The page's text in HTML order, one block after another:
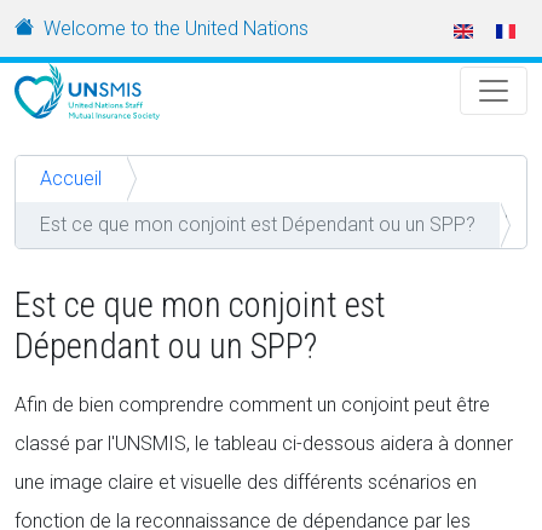
Aller au contenu principal
URLWelcome to the United Nations
Accueil
Est ce que mon conjoint est Dépendant ou un SPP?
Est ce que mon conjoint est
Dépendant ou un SPP?
Afin de bien comprendre comment un conjoint peut être
classé par l'UNSMIS, le tableau ci-dessous aidera à donner
une image claire et visuelle des différents scénarios en
fonction de la reconnaissance de dépendance par les